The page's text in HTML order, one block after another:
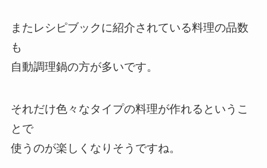
またレシピブックに紹介されている料理の品数
も
自動調理鍋の方が多いです。
それだけ色々なタイプの料理が作れるというこ
とで
使うのが楽しくなりそうですね。